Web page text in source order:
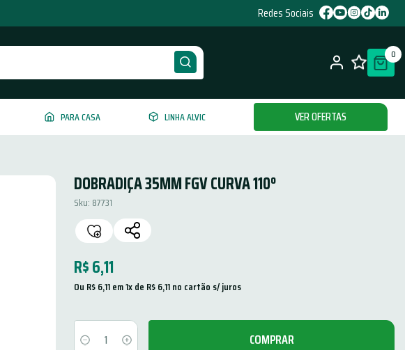
Redes Sociais
0
PARA CASA LINHA ALVIC VER OFERTAS
DOBRADIÇA 35MM FGV CURVA 110º
Sku: 87731
R$6,11
Ou R$6,11 em 1x de R$6,11 no cartão s/ juros
COMPRAR